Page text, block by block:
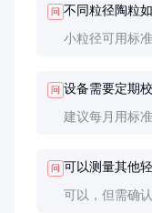
问 不同粒径陶粒
小粒径可用标
问 设备需要定期
建议每月用标
问 可以测量其他
可以，但需确